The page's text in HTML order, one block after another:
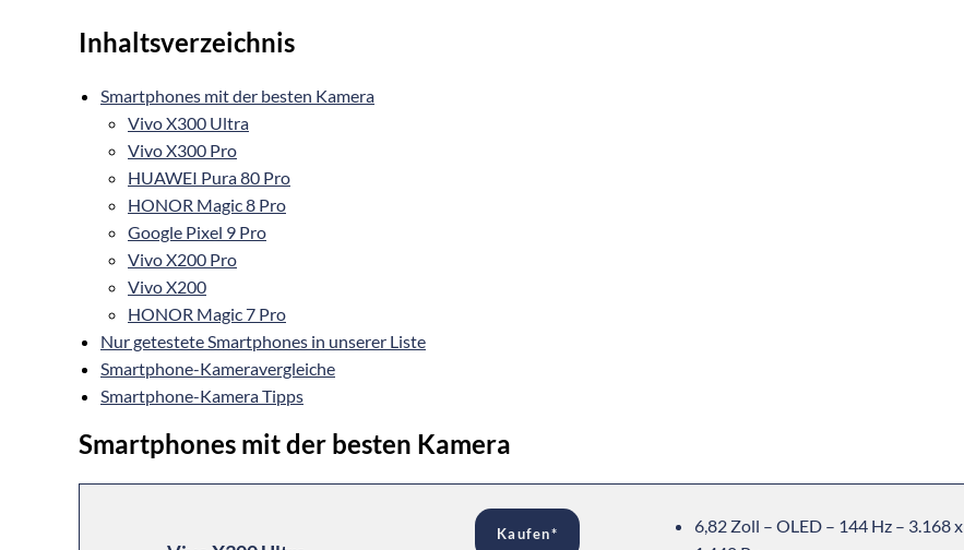
Inhaltsverzeichnis
Smartphones mit der besten Kamera
Vivo X300 Ultra
Vivo X300 Pro
HUAWEI Pura 80 Pro
HONOR Magic 8 Pro
Google Pixel 9 Pro
Vivo X200 Pro
Vivo X200
HONOR Magic 7 Pro
Nur getestete Smartphones in unserer Liste
Smartphone-Kameravergleiche
Smartphone-Kamera Tipps
Smartphones mit der besten Kamera
Kaufen*
6,82 Zoll – OLED – 144 Hz – 3.168 x